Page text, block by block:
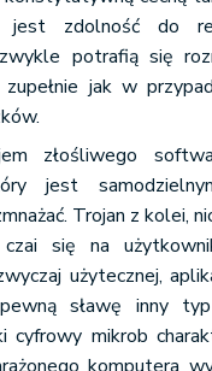
jest zdolność do
zwykle potrafią się
jak w
złośliwego
jest
Trojan z kolei,
się na
użytecznej,
sławę inny
cyfrowy mikrob